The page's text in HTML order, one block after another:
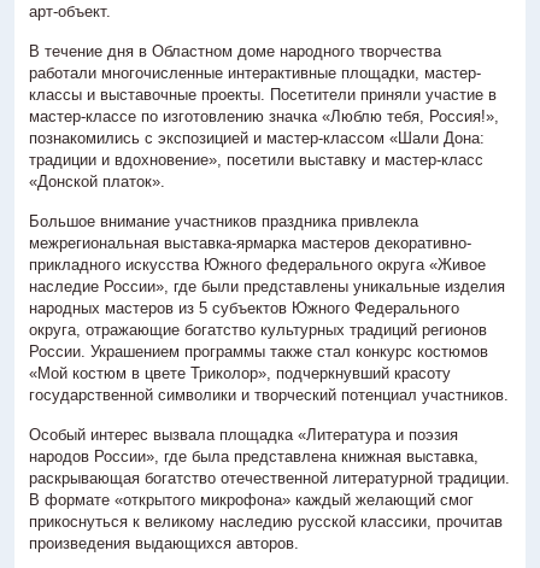
арт-объект.
В течение дня в Областном доме народного творчества
работали многочисленные интерактивные площадки, мастер-
классы и выставочные проекты. Посетители приняли участие в
мастер-классе по изготовлению значка «Люблю тебя, Россия!»,
познакомились с экспозицией и мастер-классом «Шали Дона:
традиции и вдохновение», посетили выставку и мастер-класс
«Донской платок».
Большое внимание участников праздника привлекла
межрегиональная выставка-ярмарка мастеров декоративно-
прикладного искусства Южного федерального округа «Живое
наследие России», где были представлены уникальные изделия
народных мастеров из 5 субъектов Южного Федерального
округа, отражающие богатство культурных традиций регионов
России. Украшением программы также стал конкурс костюмов
«Мой костюм в цвете Триколор», подчеркнувший красоту
государственной символики и творческий потенциал участников.
Особый интерес вызвала площадка «Литература и поэзия
народов России», где была представлена книжная выставка,
раскрывающая богатство отечественной литературной традиции.
В формате «открытого микрофона» каждый желающий смог
прикоснуться к великому наследию русской классики, прочитав
произведения выдающихся авторов.